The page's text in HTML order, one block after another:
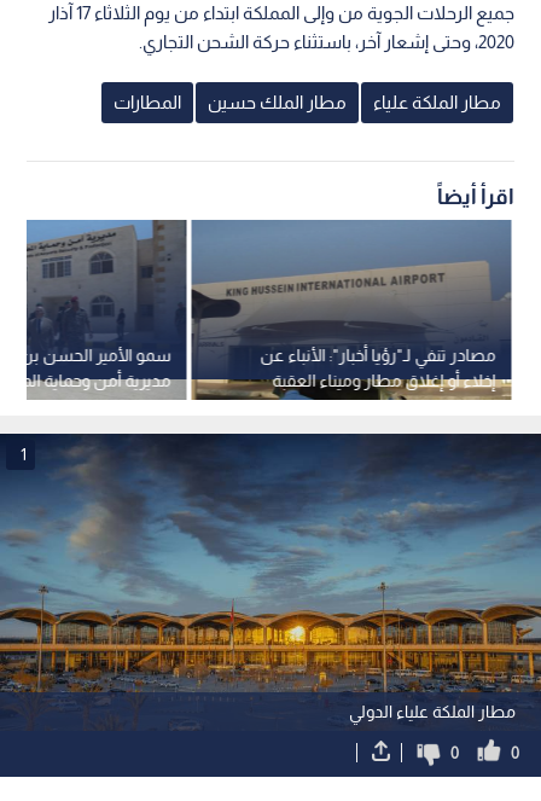
جميع الرحلات الجوية من وإلى المملكة ابتداء من يوم الثلاثاء 17 آذار
2020، وحتى إشعار آخر، باستثناء حركة الشحن التجاري.
مطار الملكة علياء مطار الملك حسين المطارات
اقرأ أيضاً
سمو الأمير الحسن بن
مديرية أمن وحماية
يوما تدريبيا
مصادر تنفي لـ"رؤيا أخبار": الأنباء عن
إخلاء أو إغلاق مطار وميناء العقبة
والعمل يسير كالمعتاد
مطار الملكة علياء الدولي
1
0
0